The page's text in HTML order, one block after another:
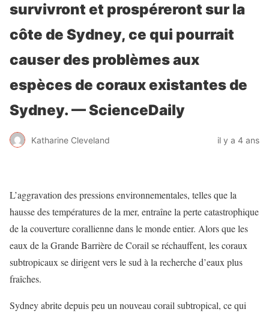
survivront et prospéreront sur la
côte de Sydney, ce qui pourrait
causer des problèmes aux
espèces de coraux existantes de
Sydney. — ScienceDaily
Katharine Cleveland il y a 4 ans
L’aggravation des pressions environnementales, telles que la
hausse des températures de la mer, entraîne la perte catastrophique
de la couverture corallienne dans le monde entier. Alors que les
eaux de la Grande Barrière de Corail se réchauffent, les coraux
subtropicaux se dirigent vers le sud à la recherche d’eaux plus
fraîches.
Sydney abrite depuis peu un nouveau corail subtropical, ce qui